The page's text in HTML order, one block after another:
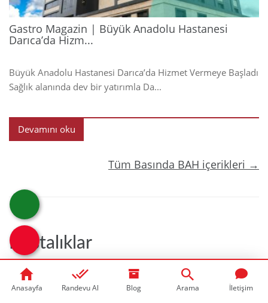
Gastro Magazin | Büyük Anadolu Hastanesi
Darıca’da Hizm...
Büyük Anadolu Hastanesi Darıca’da Hizmet Vermeye Başladı
Sağlık alanında dev bir yatırımla Da...
Devamını oku
Tüm Basında BAH içerikleri →
Hastalıklar
Anasayfa Randevu Al Blog Arama İletişim